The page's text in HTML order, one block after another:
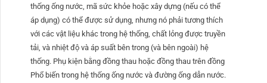
thống ống nước, mã sức khỏe hoặc xây dựng (nếu có thể
áp dụng) có thể được sử dụng, nhưng nó phải tương thích
với các vật liệu khác trong hệ thống, chất lỏng được truyền
tải, và nhiệt độ và áp suất bên trong (và bên ngoài) hệ
thống. Phụ kiện bằng đồng thau hoặc đồng thau trên đồng
Phổ biến trong hệ thống ống nước và đường ống dẫn nước.